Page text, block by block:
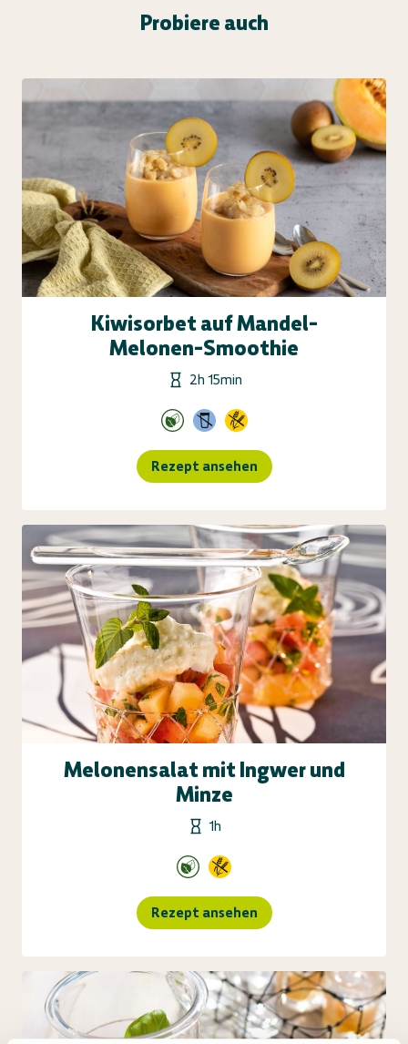
Probiere auch
Kiwisorbet auf Mandel-
Melonen-Smoothie
2h 15min
Rezept ansehen
Melonensalat mit Ingwer und
Minze
1h
Rezept ansehen